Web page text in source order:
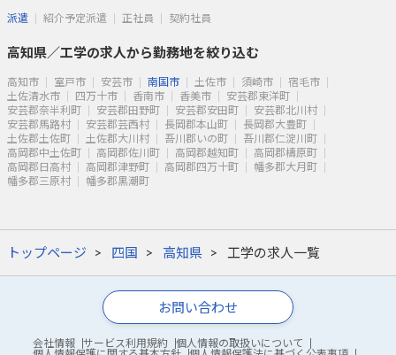
派遣 紹介予定派遣 正社員 契約社員
高知県／工学の求人から勤務地を絞り込む
高知市 室戸市 安芸市 南国市 土佐市 須崎市
宿毛市
土佐清水市
四万十市 香南市 香美市
安芸郡東洋町
安芸郡奈半利町
安芸郡田野町 安芸郡安田町
安芸郡北川村
安芸郡馬路村
安芸郡芸西村 長岡郡本山町
長岡郡大豊町
土佐郡土佐町
土佐郡大川村 吾川郡いの町
吾川郡仁淀川町
高岡郡中土佐町
高岡郡佐川町 高岡郡越知町
高岡郡檮原町
高岡郡日高村
高岡郡津野町 高岡郡四万十町
幡多郡大月町
幡多郡三原村
幡多郡黒潮町
トップページ 四国 高知県 工学の求人一覧
お問い合わせ
会社情報 サービス利用規約
個人情報の取扱いについて